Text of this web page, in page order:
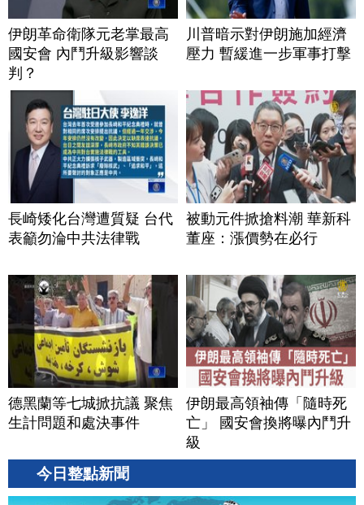
伊朗革命衛隊元老掌最高
國安會 內鬥升級影響談
判？
川普暗示對伊朗施加經濟
壓力 暫緩進一步軍事打擊
長崎矮化台灣遭質疑 台代
表籲勿淪中共法律戰
被動元件掀搶料潮 華新科
董座：漲價勢在必行
德黑蘭等七城掀抗議 聚焦
生計問題和處決事件
伊朗最高領袖傳「隨時死
亡」 國安會換將曝內鬥升
級
今日整點新聞